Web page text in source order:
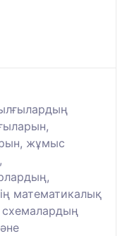
жұмыс
математикалық
схемалардың